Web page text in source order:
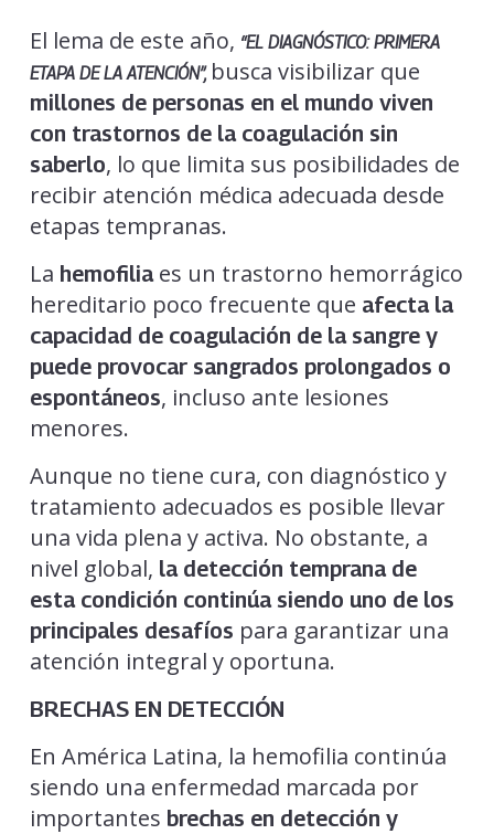
El lema de este año, “EL DIAGNÓSTICO: PRIMERA
ETAPA DE LA ATENCIÓN”, busca visibilizar que
millones de personas en el mundo viven
con trastornos de la coagulación sin
saberlo, lo que limita sus posibilidades de
recibir atención médica adecuada desde
etapas tempranas.
La hemofiliaes un trastorno hemorrágico
hereditario poco frecuente que afecta la
capacidad de coagulación de la sangre y
puede provocar sangrados prolongados o
espontáneos, incluso ante lesiones
menores.
Aunque no tiene cura, con diagnóstico y
tratamiento adecuados es posible llevar
una vida plena y activa. No obstante, a
nivel global, la detección temprana de
esta condición continúa siendo uno de los
principales desafíos para garantizar una
atención integral y oportuna.
BRECHAS EN DETECCIÓN
En América Latina, la hemofilia continúa
siendo una enfermedad marcada por
importantes brechas en detección y